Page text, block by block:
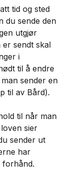
tid og sted
du sende den
utgjør
sendt skal
i
til å endre
sender en
til av Bård).
til når man
sier
sender ut
har
forhånd.